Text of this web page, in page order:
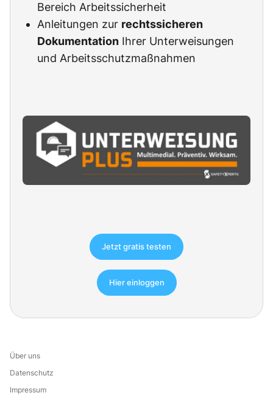
Bereich Arbeitssicherheit
Anleitungen zur rechtssicheren
Dokumentation Ihrer Unterweisungen
und Arbeitsschutzmaßnahmen
Jetzt gratis testen
Hier einloggen
Über uns
Datenschutz
Impressum